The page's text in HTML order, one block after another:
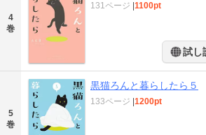
4
巻
131ページ 1100pt
試し
5
巻
黒猫ろんと暮らしたら５
133ページ 1200pt